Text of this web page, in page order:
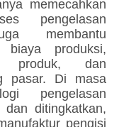
memecahkan
pengelasan
membantu
biaya produksi,
produk, dan
pasar. Di masa
pengelasan
ditingkatkan,
pengisi